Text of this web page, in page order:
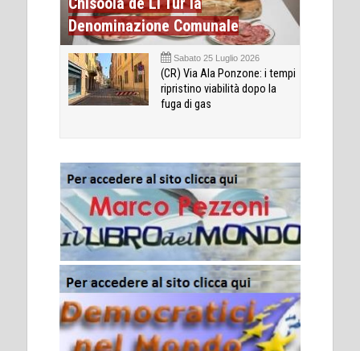
Denominazione Comunale
Sabato 25 Luglio 2026
(CR) Via Ala Ponzone: i tempi
ripristino viabilità dopo la
fuga di gas